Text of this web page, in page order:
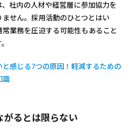
社内の人材や経営層に参加協力を
せん。採用活動のひとつとはい
業務を圧迫する可能性もあること
感じる7つの原因！軽減するための
識
がるとは限らない